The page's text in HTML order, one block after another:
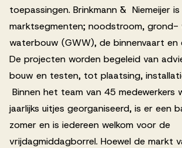
Voor kandidaten
Inspiratie
toepassingen. Brinkmann & Niemeijer
marktsegmenten; noodstroom, grond-
waterbouw (GWW), de binnenvaart en
De projecten worden begeleid van
bouw en testen, tot plaatsing,
Binnen het team van 45 medewerkers
jaarlijks uitjes georganiseerd, is er een
zomer en is iedereen welkom voor de
vrijdagmiddagborrel. Hoewel de markt